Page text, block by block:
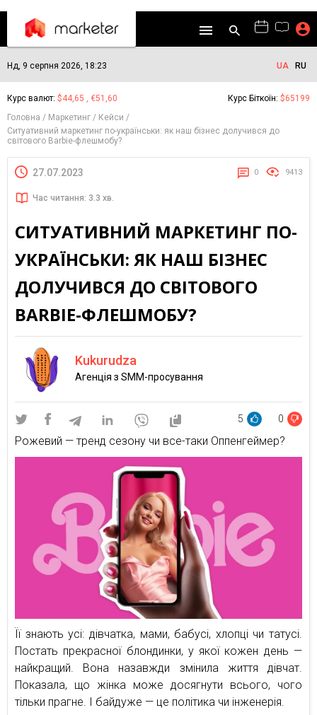
Нд, 9 серпня 2026, 18:23 UA RU
Курс валют: $44,65 , €51,60 Курс Біткоїн: $65199
Головна
Маркетинг
Кейси
Ситуативний маркетинг по-українськи: як наш бізнес долучився до
світового Barbie-флешмобу?
27.07.2023 0 9413
Час читання: 3.3 хв.
СИТУАТИВНИЙ МАРКЕТИНГ ПО-
УКРАЇНСЬКИ: ЯК НАШ БІЗНЕС
ДОЛУЧИВСЯ ДО СВІТОВОГО
BARBIE-ФЛЕШМОБУ?
Kukurudza
Агенція з SMM-просування
5 0
Рожевий — тренд сезону чи все-таки Оппенгеймер?
Її знають усі: дівчатка, мами, бабусі, хлопці чи татусі.
Постать прекрасної блондинки, у якої кожен день —
найкращий. Вона назавжди змінила життя дівчат.
Показала, що жінка може досягнути всього, чого
тільки прагне. І байдуже — це політика чи інженерія.